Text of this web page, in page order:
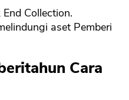
Collection.
aset Pemberi
Cara